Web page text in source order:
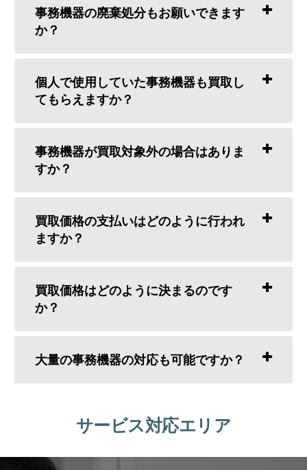
事務機器の廃棄処分もお願いできます
か？
個人で使用していた事務機器も買取し
てもらえますか？
事務機器が買取対象外の場合はありま
すか？
買取価格の支払いはどのように行われ
ますか？
買取価格はどのように決まるのです
か？
大量の事務機器の対応も可能ですか？
サービス対応エリア